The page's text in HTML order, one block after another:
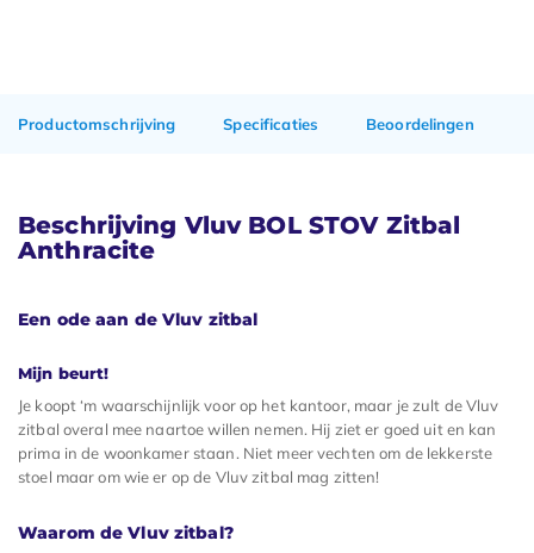
Productomschrijving Specificaties Beoordelingen
Beschrijving Vluv BOL STOV Zitbal
Anthracite
Een ode aan de Vluv zitbal
Mijn beurt!
Je koopt ‘m waarschijnlijk voor op het kantoor, maar je zult de Vluv
zitbal overal mee naartoe willen nemen. Hij ziet er goed uit en kan
prima in de woonkamer staan. Niet meer vechten om de lekkerste
stoel maar om wie er op de Vluv zitbal mag zitten!
Waarom de Vluv zitbal?